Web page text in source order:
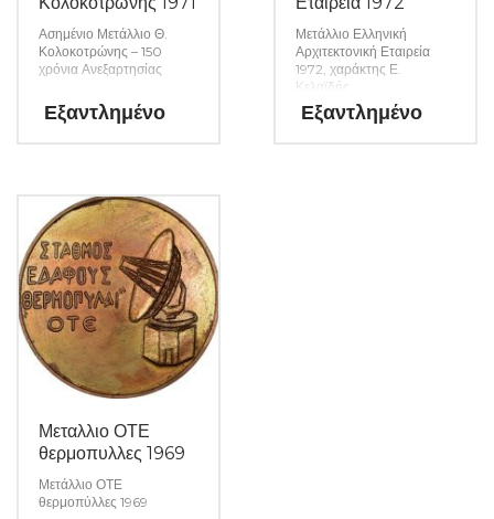
Ασημένιο Μετάλλιο Θ.
Κολοκοτρώνης – 150
χρόνια Ανεξαρτησίας
Εξαντλημένο
Μετάλλιο Ελληνική
Αρχιτεκτονική Εταιρεία
1972, χαράκτης Ε.
Κελαϊδής
Εξαντλημένο
Μεταλλιο ΟΤΕ
θερμοπυλλες 1969
Μετάλλιο ΟΤΕ
θερμοπύλλες 1969